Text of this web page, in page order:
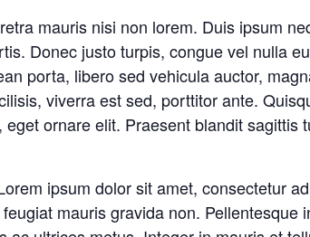
mauris nisi non lorem. Duis ipsum
Donec justo turpis, congue vel nulla
porta, libero sed vehicula auctor,
viverra est sed, porttitor ante.
ornare elit. Praesent blandit sagittis
ipsum dolor sit amet, consectetur
mauris gravida non. Pellentesque